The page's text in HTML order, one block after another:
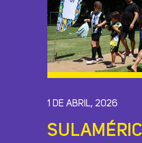
1 DE ABRIL, 2026